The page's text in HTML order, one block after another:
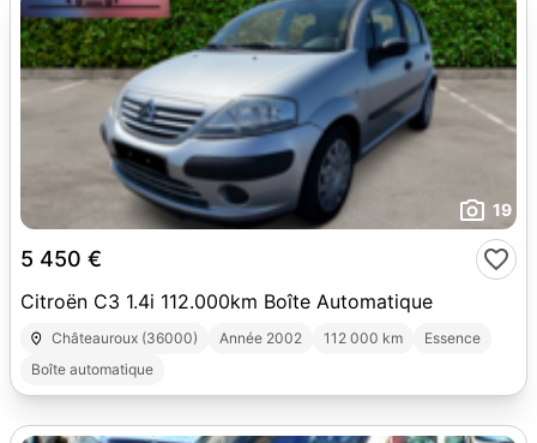
19
5 450 €
Citroën C3 1.4i 112.000km Boîte Automatique
Châteauroux (36000) Année 2002 112 000 km
Essence
Boîte automatique